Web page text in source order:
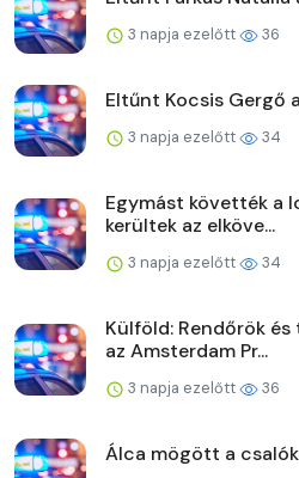
3 napja ezelőtt 36
Eltűnt Kocsis Gergő
3 napja ezelőtt 34
Egymást követték a
kerültek az elköve...
3 napja ezelőtt 34
Külföld: Rendőrök
az Amsterdam Pr...
3 napja ezelőtt 36
Álca mögött a csalók